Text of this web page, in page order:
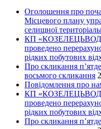
Оголошення про
Місцевого плану
селищної
КП
проведено
рідких побутових
Про скликання
восьмого скликання
Повідомлення про
КП
проведено
рідких побутових
Про скликання